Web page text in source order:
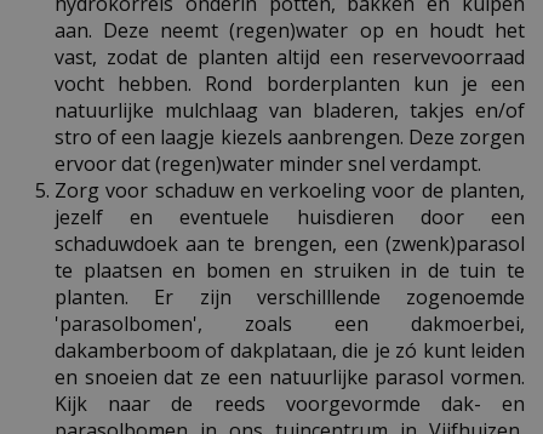
aan. Deze neemt (regen)water op en houdt het
vast, zodat de planten altijd een reservevoorraad
vocht hebben. Rond borderplanten kun je een
natuurlijke mulchlaag van bladeren, takjes en/of
stro of een laagje kiezels aanbrengen. Deze zorgen
ervoor dat (regen)water minder snel verdampt.
Zorg voor schaduw en verkoeling voor de planten,
jezelf en eventuele huisdieren door een
schaduwdoek aan te brengen, een (zwenk)parasol
te plaatsen en bomen en struiken in de tuin te
planten. Er zijn verschilllende zogenoemde
'parasolbomen', zoals een dakmoerbei,
dakamberboom of dakplataan, die je zó kunt leiden
en snoeien dat ze een natuurlijke parasol vormen.
Kijk naar de reeds voorgevormde dak- en